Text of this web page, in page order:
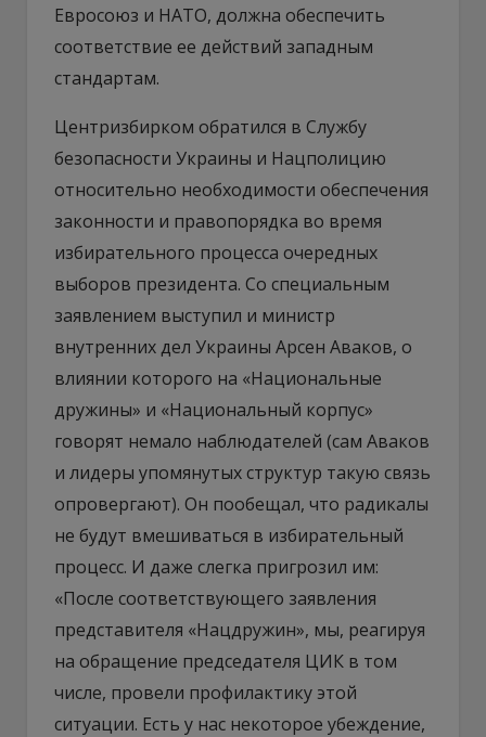
Евросоюз и НАТО, должна обеспечить
соответствие ее действий западным
стандартам.
Центризбирком обратился в Службу
безопасности Украины и Нацполицию
относительно необходимости обеспечения
законности и правопорядка во время
избирательного процесса очередных
выборов президента. Со специальным
заявлением выступил и министр
внутренних дел Украины Арсен Аваков, о
влиянии которого на «Национальные
дружины» и «Национальный корпус»
говорят немало наблюдателей (сам Аваков
и лидеры упомянутых структур такую связь
опровергают). Он пообещал, что радикалы
не будут вмешиваться в избирательный
процесс. И даже слегка пригрозил им:
«После соответствующего заявления
представителя «Нацдружин», мы, реагируя
на обращение председателя ЦИК в том
числе, провели профилактику этой
ситуации. Есть у нас некоторое убеждение,